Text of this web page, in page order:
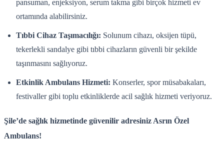
pansuman, enjeksiyon, serum takma gibi birçok hizmeti ev
ortamında alabilirsiniz.
Tıbbi Cihaz Taşımacılığı: Solunum cihazı, oksijen tüpü,
tekerlekli sandalye gibi tıbbi cihazların güvenli bir şekilde
taşınmasını sağlıyoruz.
Etkinlik Ambulans Hizmeti: Konserler, spor müsabakaları,
festivaller gibi toplu etkinliklerde acil sağlık hizmeti veriyoruz.
Şile’de sağlık hizmetinde güvenilir adresiniz Asrın Özel
Ambulans!